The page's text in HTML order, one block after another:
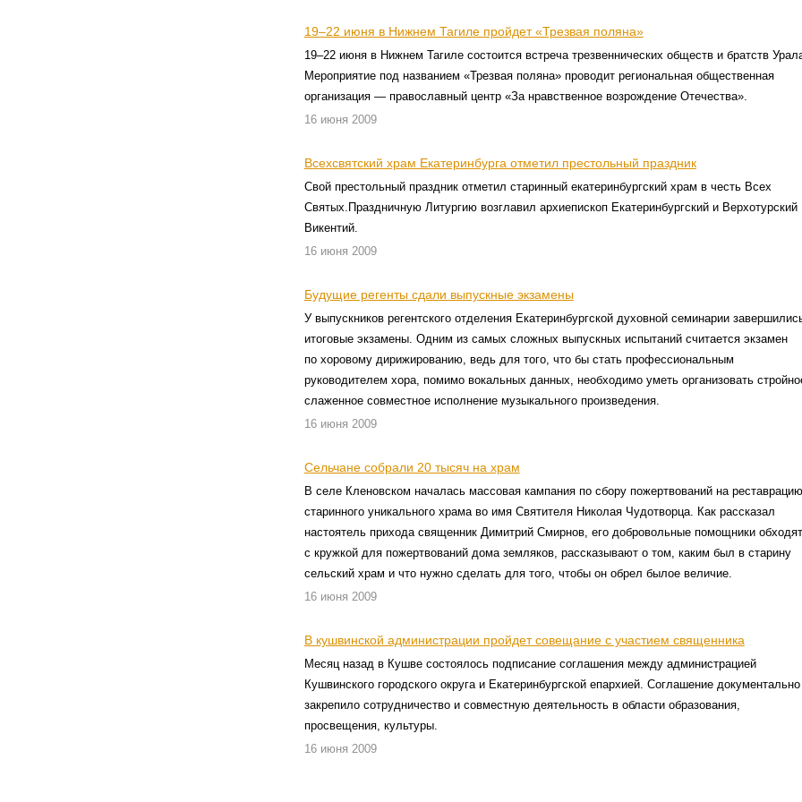
19–22 июня в Нижнем Тагиле пройдет «Трезвая поляна»
19–22 июня в Нижнем Тагиле состоится встреча трезвеннических обществ и братств
Мероприятие под названием «Трезвая поляна» проводит региональная общественная
организация — православный центр «За нравственное возрождение Отечества».
16 июня 2009
Всехсвятский храм Екатеринбурга отметил престольный праздник
Свой престольный праздник отметил старинный екатеринбургский храм в честь Всех
Святых.Праздничную Литургию возглавил архиепископ Екатеринбургский и Верхотурский
Викентий.
16 июня 2009
Будущие регенты сдали выпускные экзамены
У выпускников регентского отделения Екатеринбургской духовной семинарии
итоговые экзамены. Одним из самых сложных выпускных испытаний считается экзамен
по хоровому дирижированию, ведь для того, что бы стать профессиональным
руководителем хора, помимо вокальных данных, необходимо уметь организовать
слаженное совместное исполнение музыкального произведения.
16 июня 2009
Сельчане собрали 20 тысяч на храм
В селе Кленовском началась массовая кампания по сбору пожертвований на реставрацию
старинного уникального храма во имя Святителя Николая Чудотворца. Как рассказал
настоятель прихода священник Димитрий Смирнов, его добровольные помощники обходят
с кружкой для пожертвований дома земляков, рассказывают о том, каким был в старину
сельский храм и что нужно сделать для того, чтобы он обрел былое величие.
16 июня 2009
В кушвинской администрации пройдет совещание с участием священника
Месяц назад в Кушве состоялось подписание соглашения между администрацией
Кушвинского городского округа и Екатеринбургской епархией. Соглашение документально
закрепило сотрудничество и совместную деятельность в области образования,
просвещения, культуры.
16 июня 2009